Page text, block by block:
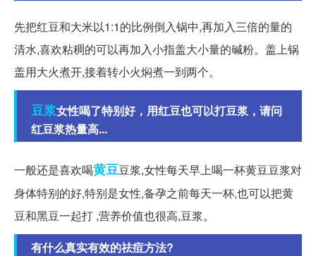
先把红豆和大米以1:1的比例倒入锅中,再加入三倍的量的
清水,喜欢粘稠的可以再加入小指盖大小量的碱粉。盖上锅
盖用大火煮开,接着转小火焖煮一到两个。
豆浆女性喝了特别好，用红豆也可以打豆浆，请问
红豆浆热量高...
一般还是喜欢喝黄豆豆浆,女性每天早上喝一杯黄豆豆浆对
身体特别的好,特别是女性,备孕之前每天一杯,也可以把黄
豆和黑豆一起打 ,营养价值也很高,豆浆。
有什么真实有效的祛痘方法?